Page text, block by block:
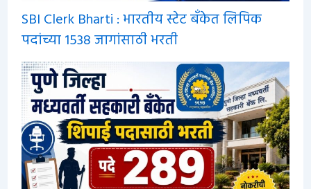
SBI Clerk Bharti : भारतीय स्टेट बँकेत लिपिक
पदांच्या 1538 जागांसाठी भरती